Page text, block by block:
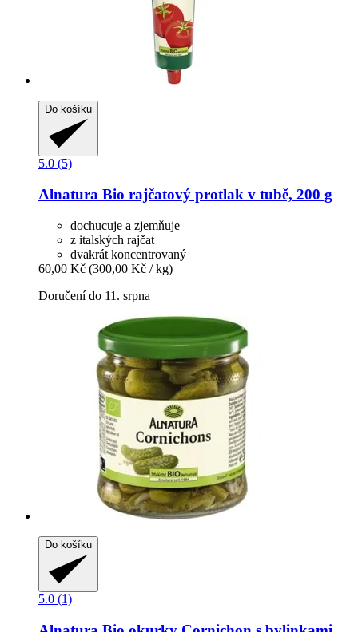
Do košíku
5.0 (5)
Alnatura Bio rajčatový protlak v tubě, 200 g
dochucuje a zjemňuje
z italských rajčat
dvakrát koncentrovaný
60,00 Kč (300,00 Kč / kg)
Doručení do 11. srpna
Do košíku
5.0 (1)